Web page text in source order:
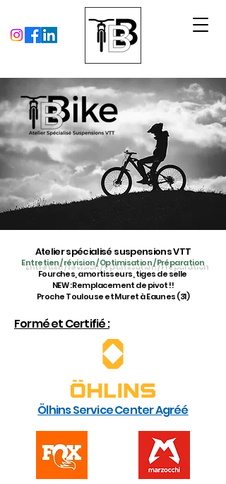
Atelier spécialisé suspensions VTT
Entretien / révision / Optimisation / Préparation
Fourches, amortisseurs, tiges de selle
NEW : Remplacement de pivot !!
Proche Toulouse et Muret à Eaunes (31)
Formé et Certifié :
Ölhins Service Center Agréé